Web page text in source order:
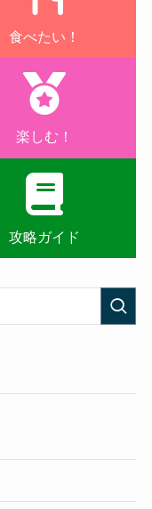
食べたい！
楽しむ！
攻略ガイド